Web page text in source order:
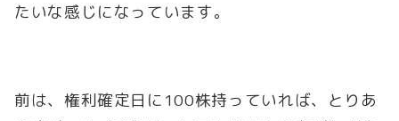
たいな感じになっています。
前は、権利確定日に100株持っていれば、とりあ